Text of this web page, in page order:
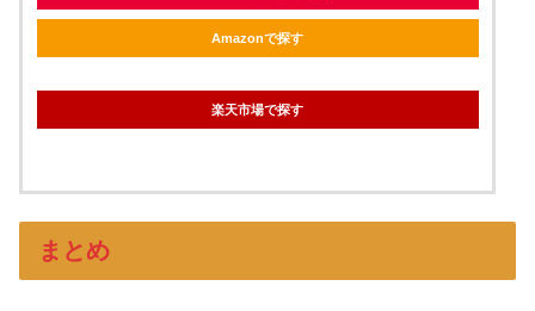
Amazonで探す
楽天市場で探す
まとめ